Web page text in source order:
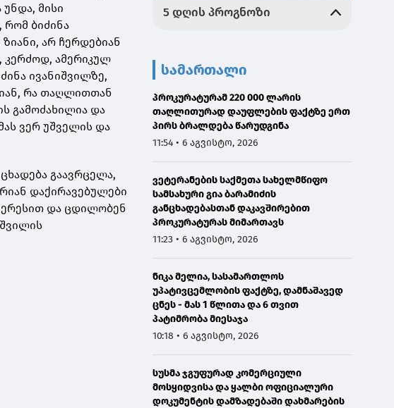
მისი
ბიძინა
არ ჩერდებიან
კერძოდ, ამერიკულ
ივანიშვილზე,
რა თაღლითთან
გამოძახილია და
ვერ უშველის და
გაავრცელა,
დაქირავებულები
და ცდილობენ
სამართალი
პროკურატურამ 220 000 ლარის
თაღლითურად დაუფლების ფაქტზე ერთ
პირს ბრალდება წარუდგინა
11:54 • 6 აგვისტო, 2026
ვეტერანების საქმეთა სახელმწიფო
სამსახური გია ბარამიძის
განცხადებასთან დაკავშირებით
პროკურატურას მიმართავს
11:23 • 6 აგვისტო, 2026
ნიკა მელია, სასამართლოს
უპატივცემლობის ფაქტზე, დამნაშავედ
ცნეს - მას 1 წლითა და 6 თვით
პატიმრობა მიესაჯა
10:18 • 6 აგვისტო, 2026
სუსმა ჯგუფურად კომერციული
მოსყიდვისა და ყალბი ოფიციალური
დოკუმენტის დამზადებაში დახმარების